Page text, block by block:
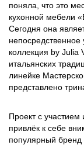
поняла, что это
кухонной мебели
Сегодня она
непосредственное
коллекция by Julia
итальянских
линейке
представлено
Проект с участием
привлёк к себе
популярный